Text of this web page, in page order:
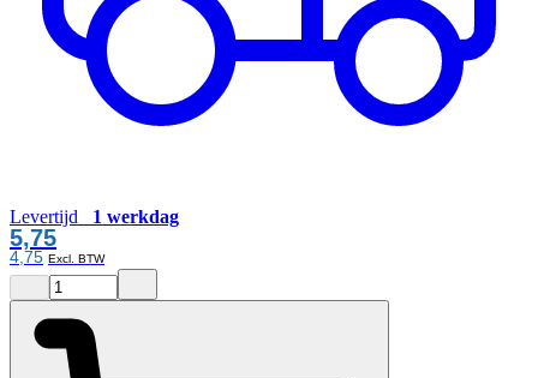
Levertijd 1 werkdag
5,75
4,75